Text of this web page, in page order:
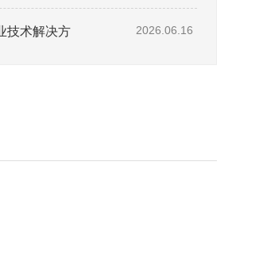
技术解决方 2026.06.16